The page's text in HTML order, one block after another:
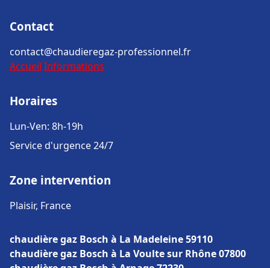
Contact
contact@chaudieregaz-professionnel.fr
Accueil Informations
Horaires
Lun-Ven: 8h-19h
Service d'urgence 24/7
Zone intervention
Plaisir, France
chaudière gaz Bosch à La Madeleine 59110
chaudière gaz Bosch à La Voulte sur Rhône 07800